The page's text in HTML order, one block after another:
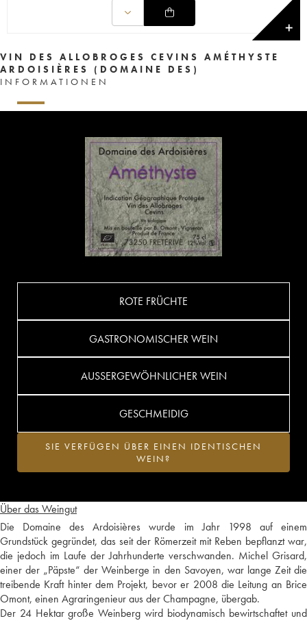
✕
VIN DES ALLOBROGES CEVINS AMÉTHYSTE
ARDOISIÈRES (DOMAINE DES)
INFORMATIONEN
Über das Weingut
Die Domaine des Ardoisières wurde im Jahr 1998 auf einem
Grundstück gegründet, das seit der Römerzeit mit Reben bepflanzt war,
die jedoch im Laufe der Jahrhunderte verschwanden. Michel Grisard,
einer der „Päpste“ der Weinberge in den Savoyen, war lange Zeit die
treibende Kraft hinter dem Projekt, bevor er 2008 die Leitung an Brice
Omont, einen Agraringenieur aus der Champagne, übergab.
Der 24 Hektar große Weinberg wird biodynamisch bewirtschaftet und
ROTE FRÜCHTE
GASTRONOMISCHER WEIN
AUSSERGEWÖHNLICHER WEIN
GESCHMEIDIG
SIE VERFÜGEN ÜBER EINEN IDENTISCHEN
WEIN?